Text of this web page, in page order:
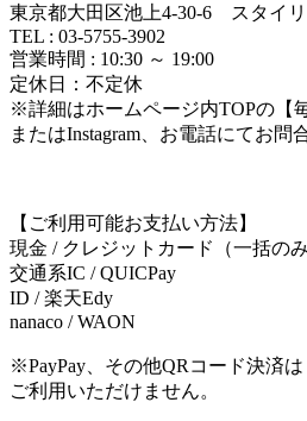
東京都大田区池上4-30-6 スタイ
TEL : 03-5755-3902
営業時間 : 10:30 ～ 19:00
定休日：不定休
※詳細はホームページ内TOPの【
またはInstagram、お電話にてお問
【ご利用可能お支払い方法】
現金 / クレジットカード（一括のみ
交通系IC / QUICPay
ID / 楽天Edy
nanaco / WAON
※PayPay、その他QRコード決済は
ご利用いただけません。